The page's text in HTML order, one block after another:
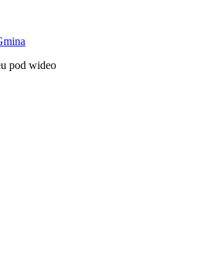
pod wideo